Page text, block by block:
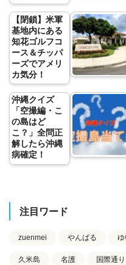
【閉鎖】米軍
基地内にある
知花ゴルフコ
ース＆チッパ
ーズでアメリ
カ気分！
沖縄クイズ
「空撮編・こ
の島はど
こ？」全問正
解したら沖縄
病確定！
注目ワード
zuenmei やんばる
久米島 名護 国際通り